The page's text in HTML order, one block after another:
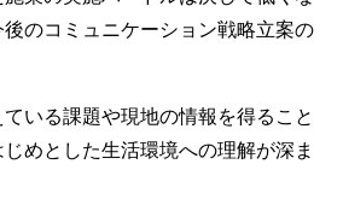
のコミュニケーション戦略立案の
いる課題や現地の情報を得ること
めとした生活環境への理解が深ま